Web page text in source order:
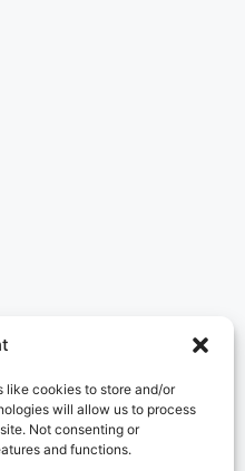
like cookies to store and/or
will allow us to process
Not consenting or
and functions.